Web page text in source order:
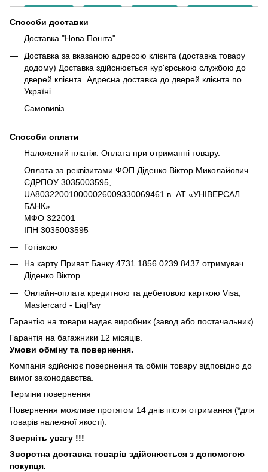
Способи доставки
Доставка "Нова Пошта"
Доставка за вказаною адресою клієнта (доставка товару
додому) Доставка здійснюється кур'єрською службою до
дверей клієнта. Адресна доставка до дверей клієнта по
Україні
Самовивіз
Способи оплати
Наложений платіж. Оплата при отриманні товару.
Оплата за реквізитами ФОП Діденко Віктор Миколайович
ЄДРПОУ 3035003595,
UA803220010000026009330069461 в АТ «УНІВЕРСАЛ
БАНК»
МФО 322001
ІПН 3035003595
Готівкою
На карту Приват Банку 4731 1856 0239 8437 отримувач
Діденко Віктор.
Онлайн-оплата кредитною та дебетовою карткою Visa,
Mastercard - LiqPay
Гарантію на товари надає виробник (завод або постачальник)
Гарантія на багажники 12 місяців.
Умови обміну та повернення.
Компанія здійснює повернення та обмін товару відповідно до
вимог законодавства.
Терміни повернення
Повернення можливе протягом 14 днів після отримання (*для
товарів належної якості).
Зверніть увагу !!!
Зворотна доставка товарів здійснюється з допомогою
покупця.